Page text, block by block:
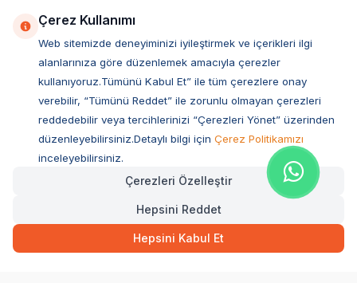
19,90TL Hızlı Teslimat
SEPETE EKLE
Müşteri Hizmetleri
Sıkça Sorulan Sorular
Ovacık Mah. Hacıoğlu Sok. No:13 Başiskele / KOCAELİ
Müşteri Destek Hattı
Çerez Kullanımı
Web sitemizde deneyiminizi iyileştirmek ve içerikleri ilgi
alanlarınıza göre düzenlemek amacıyla çerezler
kullanıyoruz.Tümünü Kabul Et” ile tüm çerezlere onay
verebilir, “Tümünü Reddet” ile zorunlu olmayan çerezleri
reddedebilir veya tercihlerinizi “Çerezleri Yönet” üzerinden
düzenleyebilirsiniz.Detaylı bilgi için Çerez Politikamızı
inceleyebilirsiniz.
Çerezleri Özelleştir
Hepsini Reddet
Hepsini Kabul Et